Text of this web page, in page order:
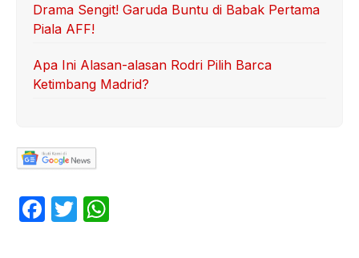
Drama Sengit! Garuda Buntu di Babak Pertama
Piala AFF!
Apa Ini Alasan-alasan Rodri Pilih Barca
Ketimbang Madrid?
F
T